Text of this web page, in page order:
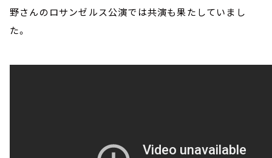
野さんのロサンゼルス公演では共演も果たしていまし
た。